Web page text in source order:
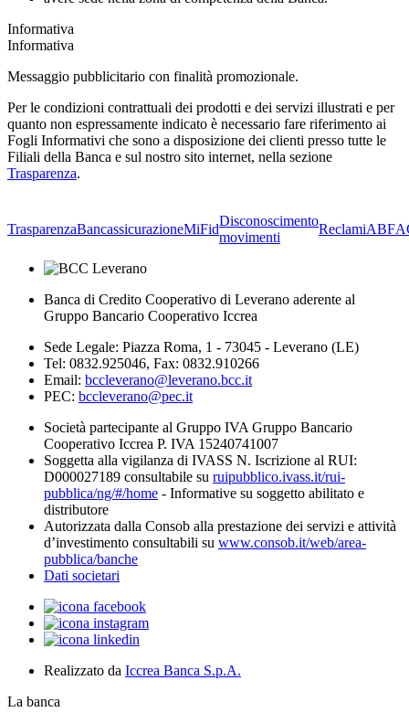
Informativa
Informativa
Messaggio pubblicitario con finalità promozionale.
Per le condizioni contrattuali dei prodotti e dei servizi illustrati e per
quanto non espressamente indicato è necessario fare riferimento ai
Fogli Informativi che sono a disposizione dei clienti presso tutte le
Filiali della Banca e sul nostro sito internet, nella sezione
Trasparenza.
TrasparenzaBancassicurazioneMiFid
Disconoscimento
movimenti
ReclamiABF
Banca di Credito Cooperativo di Leverano aderente al
Gruppo Bancario Cooperativo Iccrea
Sede Legale: Piazza Roma, 1 - 73045 - Leverano (LE)
Tel: 0832.925046, Fax: 0832.910266
Email: bccleverano@leverano.bcc.it
PEC: bccleverano@pec.it
Società partecipante al Gruppo IVA Gruppo Bancario
Cooperativo Iccrea P. IVA 15240741007
Soggetta alla vigilanza di IVASS N. Iscrizione al RUI:
D000027189 consultabile su ruipubblico.ivass.it/rui-
pubblica/ng/#/home - Informative su soggetto abilitato e
distributore
Autorizzata dalla Consob alla prestazione dei servizi e attività
d’investimento consultabili su www.consob.it/web/area-
pubblica/banche
Dati societari
Realizzato da Iccrea Banca S.p.A.
La banca